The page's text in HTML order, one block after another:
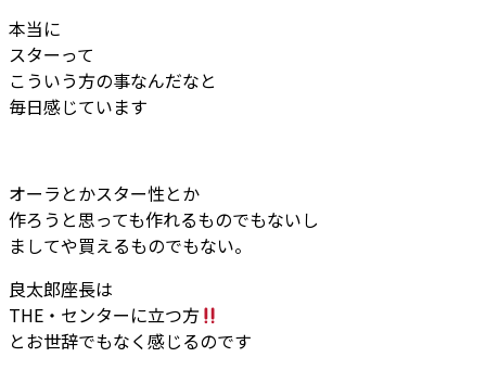
本当に
スターって
こういう方の事なんだなと
毎日感じています
オーラとかスター性とか
作ろうと思っても作れるものでもないし
ましてや買えるものでもない。
良太郎座長は
THE・センターに立つ方
とお世辞でもなく感じるのです